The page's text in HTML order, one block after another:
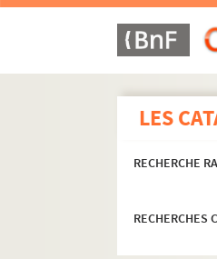
LES
RECHERCHE
RECHERCHES